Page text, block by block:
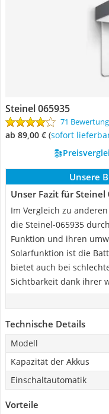
Steinel 065935
71
ab 89,00 € ( Sofort
Unsere
Unser Fazit für Steinel
Im Vergleich zu
die Steinel-065935
Funktion und ihren
Solarfunktion ist die
bietet auch bei
Sichtbarkeit dank ihrer
Technische Details
Modell
Kapazität der Akkus
Einschaltautomatik
Vorteile